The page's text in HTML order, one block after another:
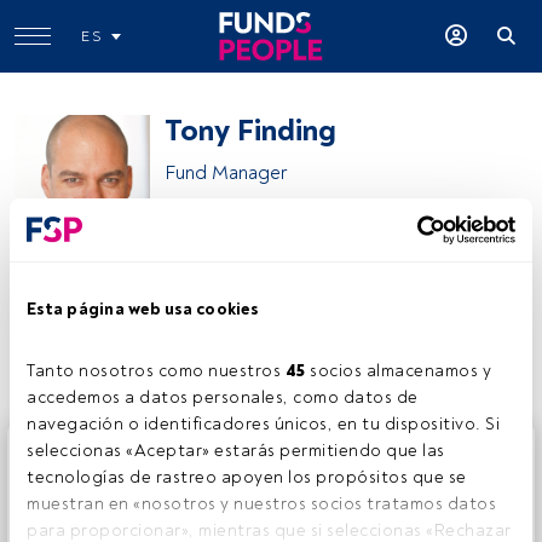
Esta página web usa cookies
Tanto nosotros como nuestros 45 socios almacenamos y
accedemos a datos personales, como datos de
navegación o identificadores únicos, en tu dispositivo. Si
seleccionas «Aceptar» estarás permitiendo que las
tecnologías de rastreo apoyen los propósitos que se
muestran en «nosotros y nuestros socios tratamos datos
para proporcionar», mientras que si seleccionas «Rechazar
ES
Tony Finding
Fund Manager
Compartir:
Este es un artículo exclusivo para los usuarios registrados
de FundsPeople. Si ya estás registrado, accede desde el
botón Login. Si aún no tienes cuenta, te invitamos a
registrarte y disfrutar de todo el universo que ofrece